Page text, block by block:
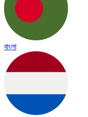
বাংলা